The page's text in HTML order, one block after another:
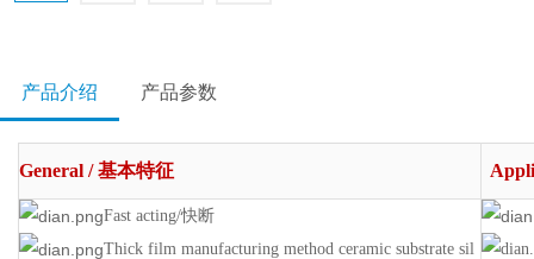
产品介绍 产品参数
General /基本特征
Fast acting/快断
Thick film manufacturing method ceramic substrate sil